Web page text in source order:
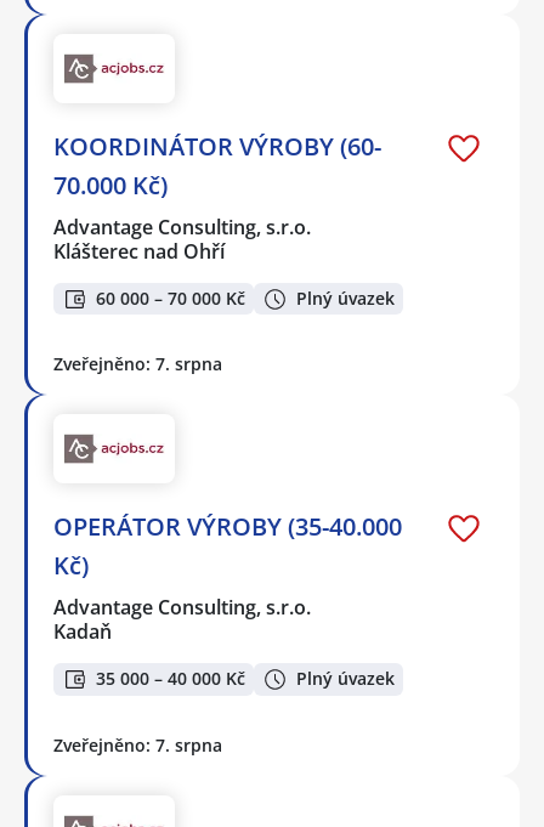
KOORDINÁTOR VÝROBY (60-
70.000 Kč)
Advantage Consulting, s.r.o.
Klášterec nad Ohří
60 000 – 70 000 Kč Plný úvazek
Zveřejněno: 7. srpna
OPERÁTOR VÝROBY (35-40.000
Kč)
Advantage Consulting, s.r.o.
Kadaň
35 000 – 40 000 Kč Plný úvazek
Zveřejněno: 7. srpna